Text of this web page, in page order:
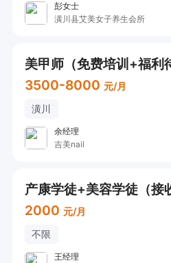
彭女士
潢川县艾美女子养生会所
美甲师（免费培训+福利
3500-8000 元/月
潢川
余经理
吉美nail
2000 元/月
不限
王经理